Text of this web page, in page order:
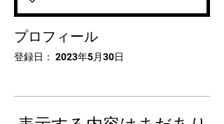
プロフィール
登録日： 2023年5月30日